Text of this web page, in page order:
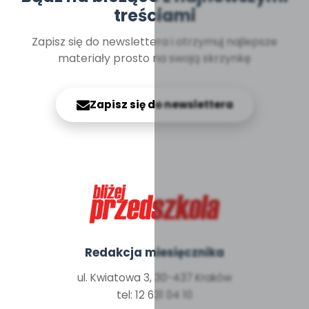
treściami
Zapisz się do newslettera i otrzymuj najlepsze
materiały prosto na swoją skrzynkę
Zapisz się do newslettera
Redakcja miesięcznika
ul. Kwiatowa 3, 30-437 Kraków
tel: 12 631 04 10